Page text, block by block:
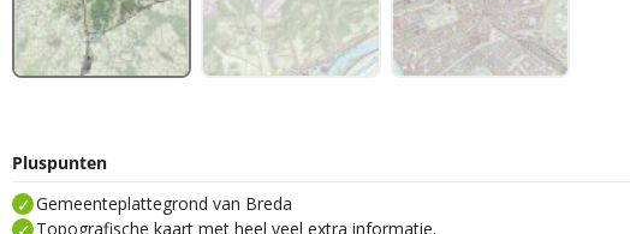
Pluspunten
Gemeenteplattegrond van Breda
Topografische kaart met heel veel extra informatie.